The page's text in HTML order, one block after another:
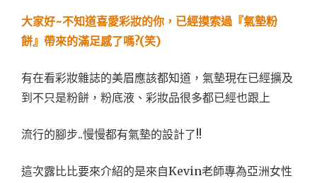
大家好~不知道喜愛彩妝的你，已經摸索過『氣墊粉
餅』帶來的滿足感了嗎?(笑)
有在看彩妝雜誌的美眉應該都知道，氣墊現在已經擴及
到不只是粉餅，粉底液、彩妝品很多都已經也跟上
流行的腳步..慢慢都有氣墊的設計了!!
這次露比比要來介紹的是來自Kevin老師專為亞洲女性